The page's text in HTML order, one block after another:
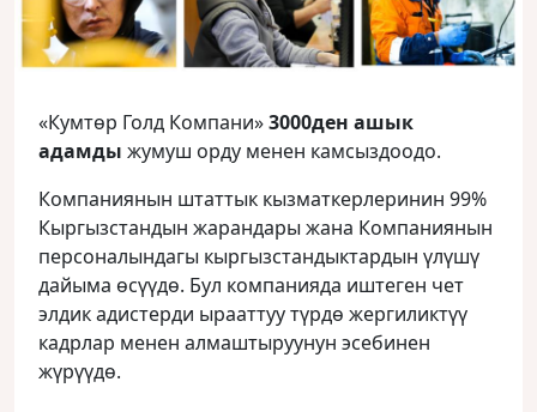
«Кумтөр Голд Компани»3000ден ашык
адамды жумуш орду менен камсыздоодо.
Компаниянын штаттык кызматкерлеринин 99%
Кыргызстандын жарандары жана Компаниянын
персоналындагы кыргызстандыктардын үлүшү
дайыма өсүүдө. Бул компанияда иштеген чет
элдик адистерди ырааттуу түрдө жергиликтүү
кадрлар менен алмаштыруунун эсебинен
жүрүүдө.